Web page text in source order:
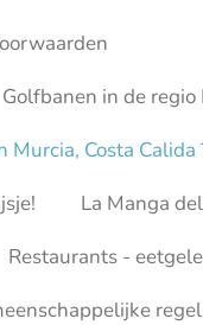
Golfbanen in de regio
Costa Calida
La Manga
Restaurants -